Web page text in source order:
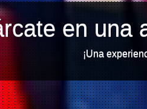
en una
¡Una